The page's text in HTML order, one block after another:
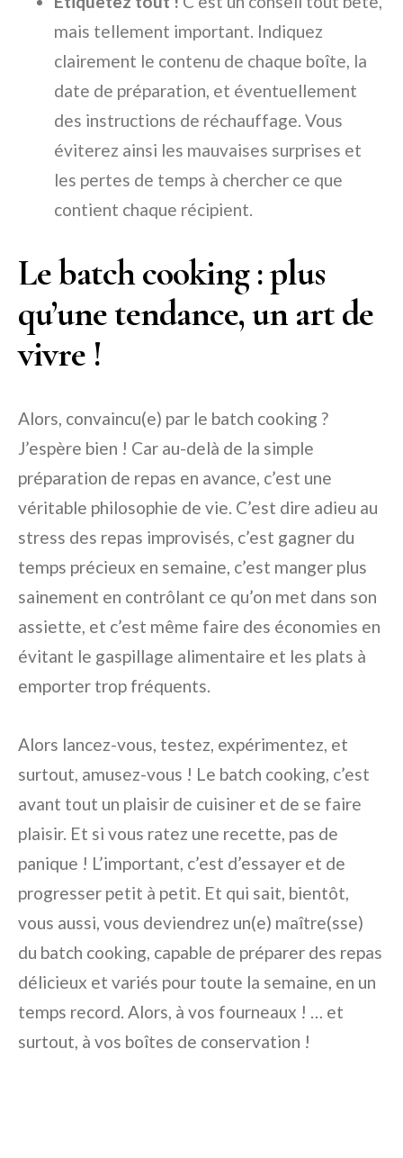
mais tellement important. Indiquez
clairement le contenu de chaque boîte, la
date de préparation, et éventuellement
des instructions de réchauffage. Vous
éviterez ainsi les mauvaises surprises et
les pertes de temps à chercher ce que
contient chaque récipient.
Le batch cooking : plus
qu’une tendance, un art de
vivre !
Alors, convaincu(e) par le batch cooking ?
J’espère bien ! Car au-delà de la simple
préparation de repas en avance, c’est une
véritable philosophie de vie. C’est dire adieu au
stress des repas improvisés, c’est gagner du
temps précieux en semaine, c’est manger plus
sainement en contrôlant ce qu’on met dans son
assiette, et c’est même faire des économies en
évitant le gaspillage alimentaire et les plats à
emporter trop fréquents.
Alors lancez-vous, testez, expérimentez, et
surtout, amusez-vous ! Le batch cooking, c’est
avant tout un plaisir de cuisiner et de se faire
plaisir. Et si vous ratez une recette, pas de
panique ! L’important, c’est d’essayer et de
progresser petit à petit. Et qui sait, bientôt,
vous aussi, vous deviendrez un(e) maître(sse)
du batch cooking, capable de préparer des repas
délicieux et variés pour toute la semaine, en un
temps record. Alors, à vos fourneaux ! … et
surtout, à vos boîtes de conservation !